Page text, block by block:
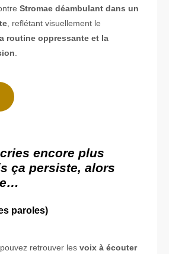
Stromae déambulant dans un
, reflétant visuellement le
routine oppressante et la
encore plus
ça persiste, alors
paroles)
retrouver les voix à écouter